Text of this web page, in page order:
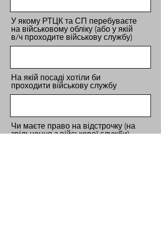
У якому РТЦК та СП перебуваєте
на військовому обліку (або у якій
в/ч проходите військову службу)
На якій посаді хотіли би
проходити військову службу
Чи маєте право на відстрочку (на
звільнення з військової служби)